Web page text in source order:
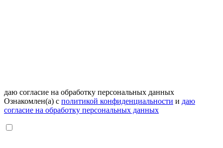
даю согласие на обработку персональных данных
Ознакомлен(а) с политикой конфиденциальности и даю
согласие на обработку персональных данных